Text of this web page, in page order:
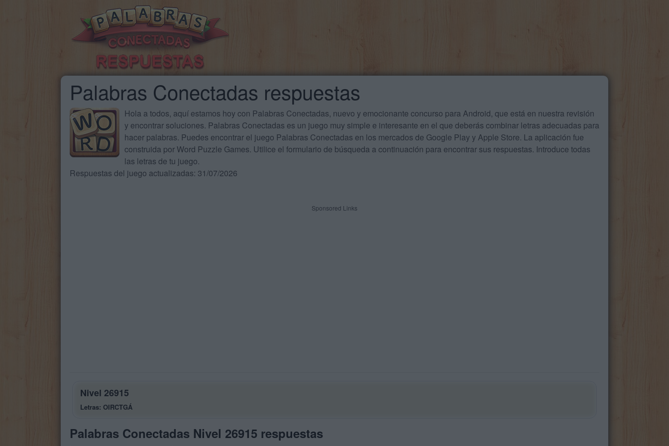
Palabras Conectadas respuestas
Hola a todos, aquí estamos hoy con Palabras Conectadas, nuevo y emocionante concurso para Android, que está en nuestra revisión
y encontrar soluciones. Palabras Conectadas es un juego muy simple e interesante en el que deberás combinar letras adecuadas para
hacer palabras. Puedes encontrar el juego Palabras Conectadas en los mercados de Google Play y Apple Store. La aplicación fue
construida por Word Puzzle Games. Utilice el formulario de búsqueda a continuación para encontrar sus respuestas. Introduce todas
las letras de tu juego.
Respuestas del juego actualizadas: 31/07/2026
Sponsored Links
Nivel 26915
Letras: OIRCTGÁ
Palabras Conectadas Nivel 26915 respuestas